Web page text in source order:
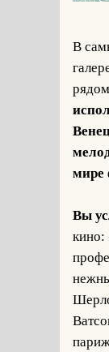
В
мире
Вы
кино: